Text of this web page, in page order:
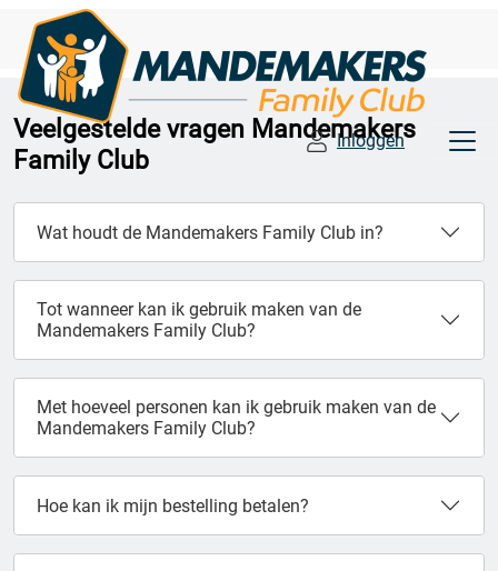
Inloggen
Veelgestelde vragen Mandemakers
Family Club
Wat houdt de Mandemakers Family Club in?
Tot wanneer kan ik gebruik maken van de
Mandemakers Family Club?
Met hoeveel personen kan ik gebruik maken van de
Mandemakers Family Club?
Hoe kan ik mijn bestelling betalen?